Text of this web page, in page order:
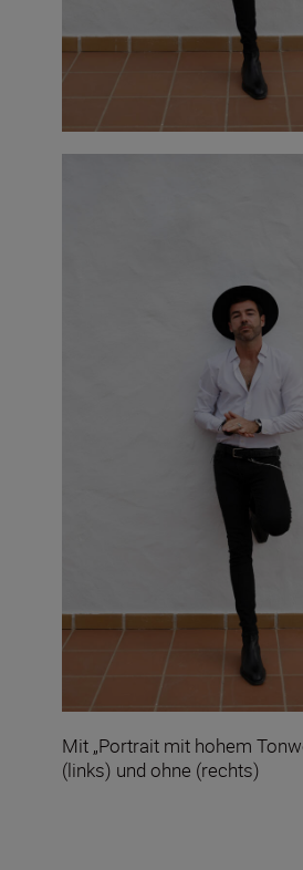
Mit „Portrait mit hohem
(links) und ohne (rechts)